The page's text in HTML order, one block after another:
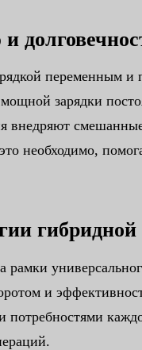
переменным и
зарядки
внедряют
необходимо,
рамки
и
потребностями